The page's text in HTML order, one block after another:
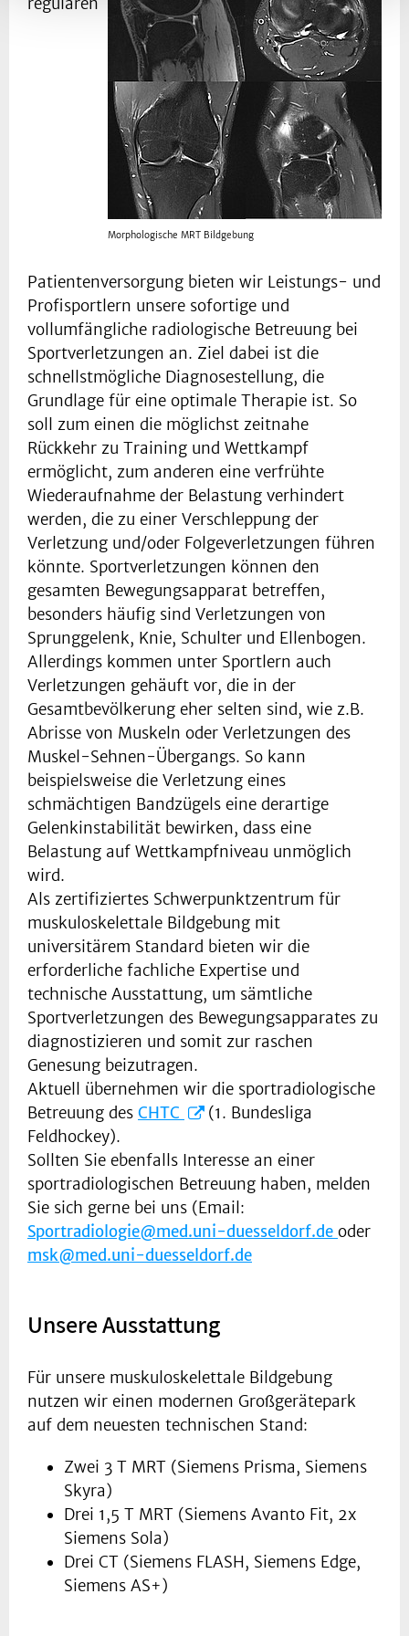
Morphologische MRT Bildgebung
Patientenversorgung bieten wir Leistungs- und
Profisportlern unsere sofortige und
vollumfängliche radiologische Betreuung bei
Sportverletzungen an. Ziel dabei ist die
schnellstmögliche Diagnosestellung, die
Grundlage für eine optimale Therapie ist. So
soll zum einen die möglichst zeitnahe
Rückkehr zu Training und Wettkampf
ermöglicht, zum anderen eine verfrühte
Wiederaufnahme der Belastung verhindert
werden, die zu einer Verschleppung der
Verletzung und/oder Folgeverletzungen führen
könnte. Sportverletzungen können den
gesamten Bewegungsapparat betreffen,
besonders häufig sind Verletzungen von
Sprunggelenk, Knie, Schulter und Ellenbogen.
Allerdings kommen unter Sportlern auch
Verletzungen gehäuft vor, die in der
Gesamtbevölkerung eher selten sind, wie z.B.
Abrisse von Muskeln oder Verletzungen des
Muskel-Sehnen-Übergangs. So kann
beispielsweise die Verletzung eines
schmächtigen Bandzügels eine derartige
Gelenkinstabilität bewirken, dass eine
Belastung auf Wettkampfniveau unmöglich
wird.
Als zertifiziertes Schwerpunktzentrum für
muskuloskelettale Bildgebung mit
universitärem Standard bieten wir die
erforderliche fachliche Expertise und
technische Ausstattung, um sämtliche
Sportverletzungen des Bewegungsapparates zu
diagnostizieren und somit zur raschen
Genesung beizutragen.
Aktuell übernehmen wir die sportradiologische
Betreuung des CHTC
(1. Bundesliga
Feldhockey).
Sollten Sie ebenfalls Interesse an einer
sportradiologischen Betreuung haben, melden
Sie sich gerne bei uns (Email:
Sportradiologie@med.uni-duesseldorf.de oder
msk@med.uni-duesseldorf.de
Unsere Ausstattung
Für unsere muskuloskelettale Bildgebung
nutzen wir einen modernen Großgerätepark
auf dem neuesten technischen Stand:
Zwei 3 T MRT (Siemens Prisma, Siemens
Skyra)
Drei 1,5 T MRT (Siemens Avanto Fit, 2x
Siemens Sola)
Drei CT (Siemens FLASH, Siemens Edge,
Siemens AS+)